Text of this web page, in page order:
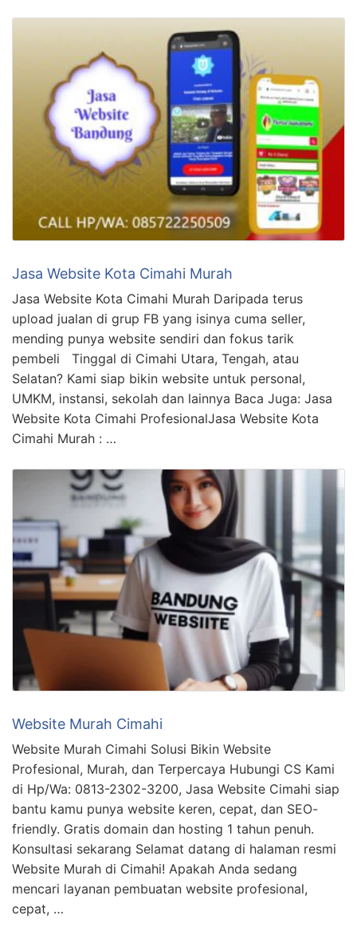
Jasa Website Kota Cimahi Murah
Jasa Website Kota Cimahi Murah Daripada terus
upload jualan di grup FB yang isinya cuma seller,
mending punya website sendiri dan fokus tarik
pembeli Tinggal di Cimahi Utara, Tengah, atau
Selatan? Kami siap bikin website untuk personal,
UMKM, instansi, sekolah dan lainnya Baca Juga: Jasa
Website Kota Cimahi ProfesionalJasa Website Kota
Cimahi Murah : …
Website Murah Cimahi
Website Murah Cimahi Solusi Bikin Website
Profesional, Murah, dan Terpercaya Hubungi CS Kami
di Hp/Wa: 0813-2302-3200, Jasa Website Cimahi siap
bantu kamu punya website keren, cepat, dan SEO-
friendly. Gratis domain dan hosting 1 tahun penuh.
Konsultasi sekarang Selamat datang di halaman resmi
Website Murah di Cimahi! Apakah Anda sedang
mencari layanan pembuatan website profesional,
cepat, …